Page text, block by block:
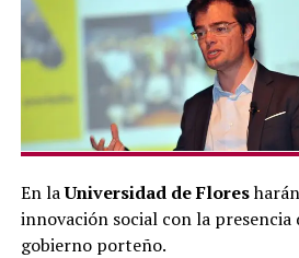
En laUniversidad de Flores
innovación social con la
gobierno porteño.